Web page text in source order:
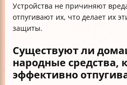
Устройства не причиняют
отпугивают их, что делает их
защиты.
Существуют ли
народные средства,
эффективно